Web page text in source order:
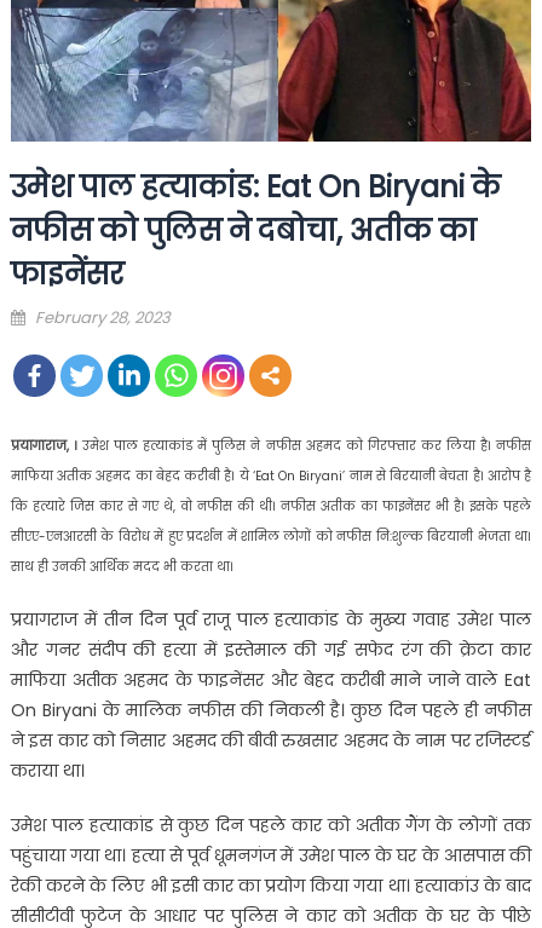
उमेश पाल हत्‍याकांड: Eat On Biryani के
नफीस को पुल‍िस ने दबोचा, अतीक का
फाइनेंसर
Posted
February 28, 2023
प्रयागाराज, । उमेश पाल हत्याकांड में पुलिस ने नफीस अहमद को गिरफ्तार कर लिया है। नफीस
माफिया अतीक अहमद का बेहद करीबी है। ये ‘Eat On Biryani’ नाम से बिरयानी बेचता है। आरोप है
कि हत्यारे जिस कार से गए थे, वो नफीस की थी। नफीस अतीक का फाइनेंसर भी है। इसके पहले
सीएए-एनआरसी के विरोध में हुए प्रदर्शन में शामिल लोगों को नफीस नि:शुल्क बिरयानी भेजता था।
साथ ही उनकी आर्थिक मदद भी करता था।
प्रयागराज में तीन द‍िन पूर्व राजू पाल हत्‍याकांड के मुख्‍य गवाह उमेश पाल
और गनर संदीप की हत्या में इस्तेमाल की गई सफेद रंग की क्रेटा कार
माफ‍िया अतीक अहमद के फाइनेंसर और बेहद करीबी माने जाने वाले Eat
On Biryani के माल‍िक नफीस की न‍िकली है। कुछ द‍िन पहले ही नफीस
ने इस कार को निसार अहमद की बीवी रुखसार अहमद के नाम पर रजिस्टर्ड
कराया था।
उमेश पाल हत्‍याकांड से कुछ दिन पहले कार को अतीक गैंग के लोगों तक
पहुंचाया गया था। हत्‍या से पूर्व धूमनगंज में उमेश पाल के घर के आसपास की
रेकी करने के ल‍िए भी इसी कार का प्रयोग क‍िया गया था। हत्याकांउ के बाद
सीसीटीवी फुटेज के आधार पर पुलिस ने कार को अतीक के घर के पीछे